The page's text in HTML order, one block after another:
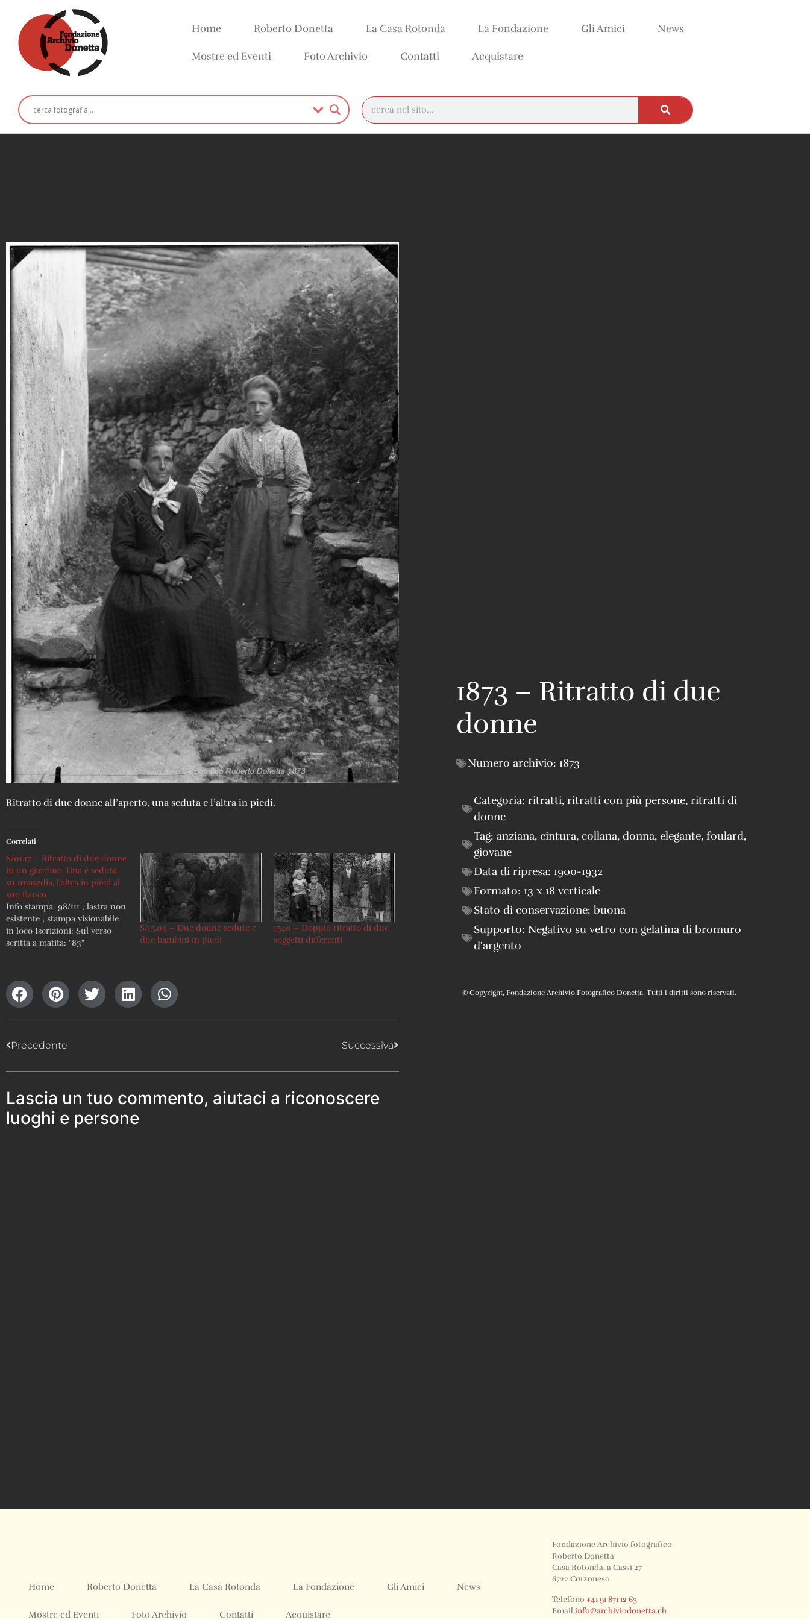
Home Roberto Donetta La Casa Rotonda La Fondazione Gli Amici News
Mostre ed Eventi Foto Archivio Contatti Acquistare
Ritratto di due donne all’aperto, una seduta e l’altra in piedi.
Correlati
S/01.17 – Ritratto di due donne
in un giardino. Una è seduta
su unasedia, l’altra in piedi al
suo fianco
Info stampa: 98/111 ; lastra non
esistente ; stampa visionabile
in loco Iscrizioni: Sul verso
scritta a matita: "83"
S/15.09 – Due donne sedute e
due bambini in piedi
1540 – Doppio ritratto di due
soggetti differenti
Precedente Successiva
Lascia un tuo commento, aiutaci a riconoscere
luoghi e persone
1873 – Ritratto di due
donne
Numero archivio: 1873
Categoria: ritratti, ritratti con più persone, ritratti di
donne
Tag: anziana, cintura, collana, donna, elegante, foulard,
giovane
Data di ripresa: 1900-1932
Formato: 13 x 18 verticale
Stato di conservazione: buona
Supporto: Negativo su vetro con gelatina di bromuro
d'argento
© Copyright, Fondazione Archivio Fotografico Donetta. Tutti i diritti sono riservati.
Home Roberto Donetta La Casa Rotonda La Fondazione Gli Amici News
Mostre ed Eventi Foto Archivio Contatti Acquistare
Fondazione Archivio fotografico
Roberto Donetta
Casa Rotonda, a Cassì 27
6722 Corzoneso
Telefono +41 91 871 12 63
Email info@archiviodonetta.ch